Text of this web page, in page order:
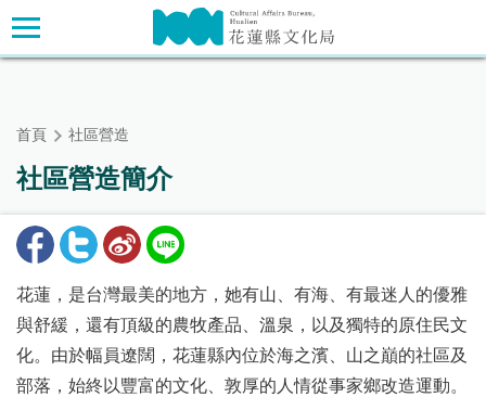
跳
到
主
主要內容區塊
首頁 社區營造
社區營造簡介
花蓮，是台灣最美的地方，她有山、有海、有最迷人的優雅
與舒緩，還有頂級的農牧產品、溫泉，以及獨特的原住民文
化。由於幅員遼闊，花蓮縣內位於海之濱、山之巔的社區及
部落，始終以豐富的文化、敦厚的人情從事家鄉改造運動。